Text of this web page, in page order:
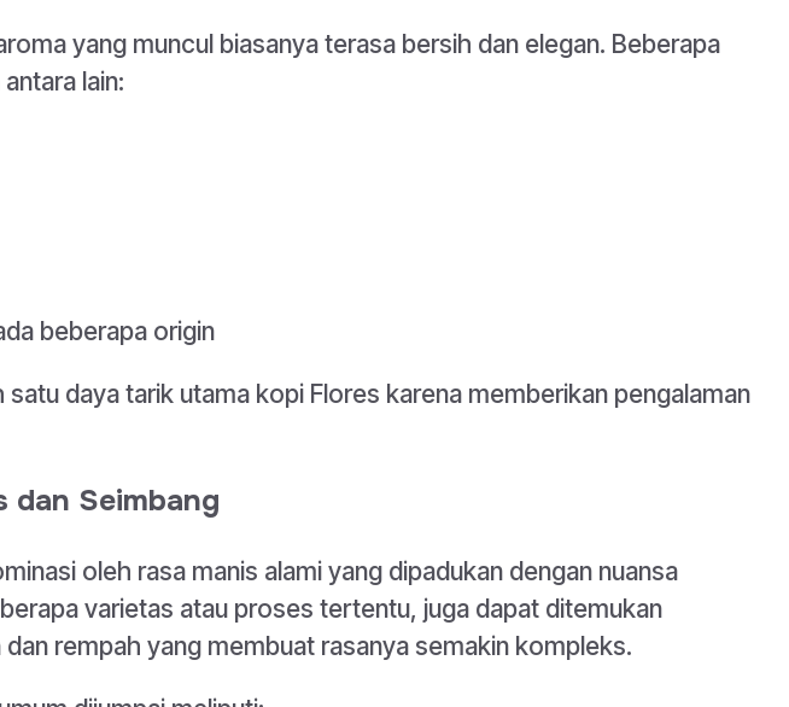
yang muncul biasanya terasa bersih dan elegan. Beberapa
lain:
beberapa origin
daya tarik utama kopi Flores karena memberikan pengalaman
dan Seimbang
oleh rasa manis alami yang dipadukan dengan nuansa
varietas atau proses tertentu, juga dapat ditemukan
rempah yang membuat rasanya semakin kompleks.